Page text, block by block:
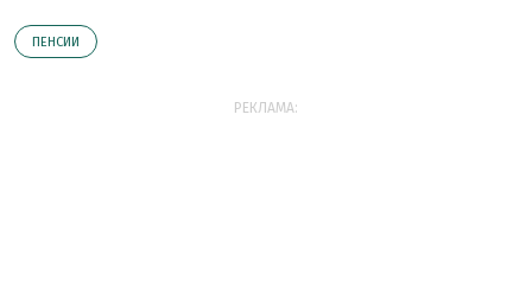
ПЕНСИИ
РЕКЛАМА: